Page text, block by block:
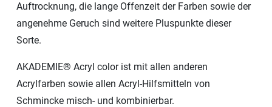
Auftrocknung, die lange Offenzeit der Farben sowie der
angenehme Geruch sind weitere Pluspunkte dieser
Sorte.
AKADEMIE® Acryl color ist mit allen anderen
Acrylfarben sowie allen Acryl-Hilfsmitteln von
Schmincke misch- und kombinierbar.